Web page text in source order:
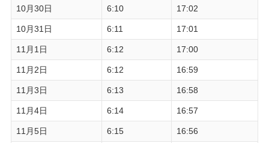
10月30日 6:10 17:02
10月31日 6:11 17:01
11月1日 6:12 17:00
11月2日 6:12 16:59
11月3日 6:13 16:58
11月4日 6:14 16:57
11月5日 6:15 16:56